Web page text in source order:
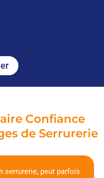
Confiance
de Serrurerie
serrurerie, peut parfois